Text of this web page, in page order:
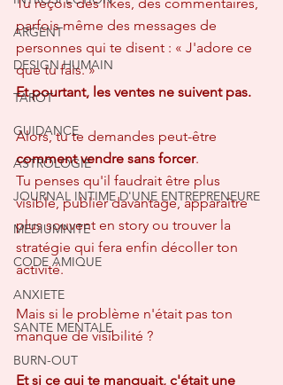
ARGENT
DESIGN HUMAIN
TAROT
GUIDANCE
ASTROLOGIE
JOURNAL INTIME D'UNE ENTREPRENEURE
MEDIUMNITE
CODE AMIQUE
ANXIETE
SANTE MENTALE
BURN-OUT
parfois même des messages de
personnes qui te disent : « J'adore ce
que tu fais. »
Et pourtant, les ventes ne suivent pas.
Alors, tu te demandes peut-être
comment vendre sans forcer.
Tu penses qu'il faudrait être plus
visible, publier davantage, apparaître
plus souvent en story ou trouver la
stratégie qui fera enfin décoller ton
activité.
Mais si le problème n'était pas ton
manque de visibilité ?
Et si ce qui te manquait, c'était une